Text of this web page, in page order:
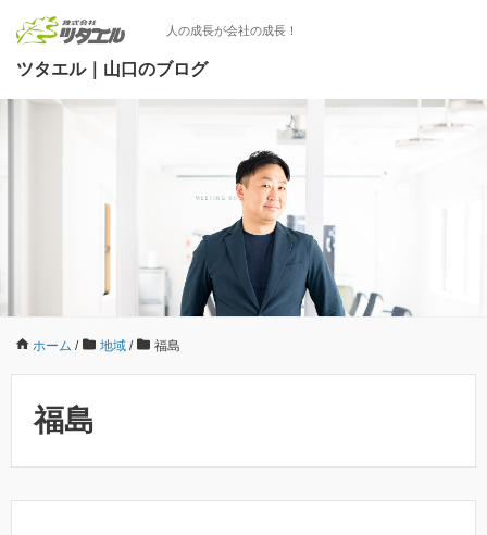
人の成長が会社の成長！
ツタエル｜山口のブログ
ホーム / 地域 / 福島
福島